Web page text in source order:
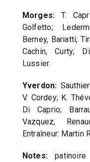
Morges: T.
Golfetto;
Berney, Bariatti;
Cachin, Curty;
Lussier.
Yverdon:
V. Cordey; K.
Di Caprio;
Vazquez,
Entraîneur: Martin
Notes: